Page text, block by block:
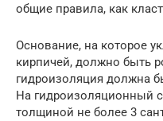
общие правила, как
Основание, на которое
кирпичей, должно быть
гидроизоляция должна
На гидроизоляционный
толщиной не более 3